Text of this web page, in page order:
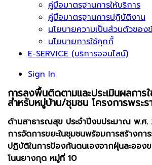
คู่มือมาตรฐานการให้บริการ
คู่มือมาตรฐานการปฏิบัติงาน
นโยบายความเป็นส่วนตัวของ
นโยบายการใช้คุกกี้
E-SERVICE (บริการออนไลน์)
Sign In
การลงพื้นติดตามและประเมินผลการ
สำหรับหมู่บ้าน/ชุมชน โครงการพระร
ด้านสาธารณสุข ประจำปีงบประมาณ พ.ศ.
การจัดการขยะในชุมชนพร้อมการสร้างกา
ปฏิบัติในการป้องกันตนเองจากฝุ่นละออง
โนนยางกุด หมู่ที่ 10